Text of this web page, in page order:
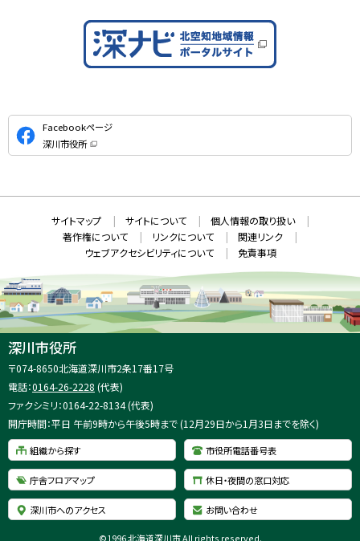
公
式
S
Facebookページ
深川市役所
（
ン
で
開
き
ま
す
メ
ニ
ュ
ー
報
サイトマップ サイトについて
個人情報の取り扱い
著作権について
リンクについて
関連リンク
ウェブアクセシビリティについて
免責事項
深川市役所
住
所
〒074-8650北海道深川市2条17番17号
電話：0164-26-2228 (代表)
ファクシミリ：0164-22-8134 (代表)
開庁時間：平日 午前9時から午後5時まで (12月29日から1月3日までを除く)
組織から探す 市役所電話番号表
庁舎フロアマップ 休日・夜間の窓口対応
深川市へのアクセス お問い合わせ
©1996 北海道深川市 All rights reserved.